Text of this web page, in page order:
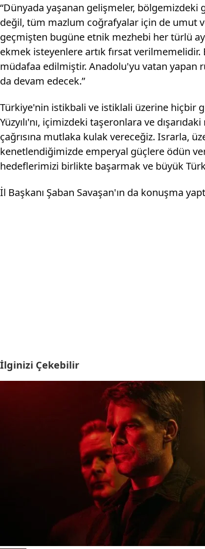
“Dünyada yaşanan gelişmeler, bölgemizdeki
değil, tüm mazlum coğrafyalar için de umut
geçmişten bugüne etnik mezhebi her türlü
ekmek isteyenlere artık fırsat verilmemelidir.
müdafaa edilmiştir. Anadolu'yu vatan yapan
da devam edecek.”
Türkiye'nin istikbali ve istiklali üzerine hiçbir
Yüzyılı'nı, içimizdeki taşeronlara ve
çağrısına mutlaka kulak vereceğiz. Israrla,
kenetlendiğimizde emperyal güçlere ödün
hedeflerimizi birlikte başarmak ve büyük
İl Başkanı Şaban Savaşan'ın da konuşma
İlginizi Çekebilir